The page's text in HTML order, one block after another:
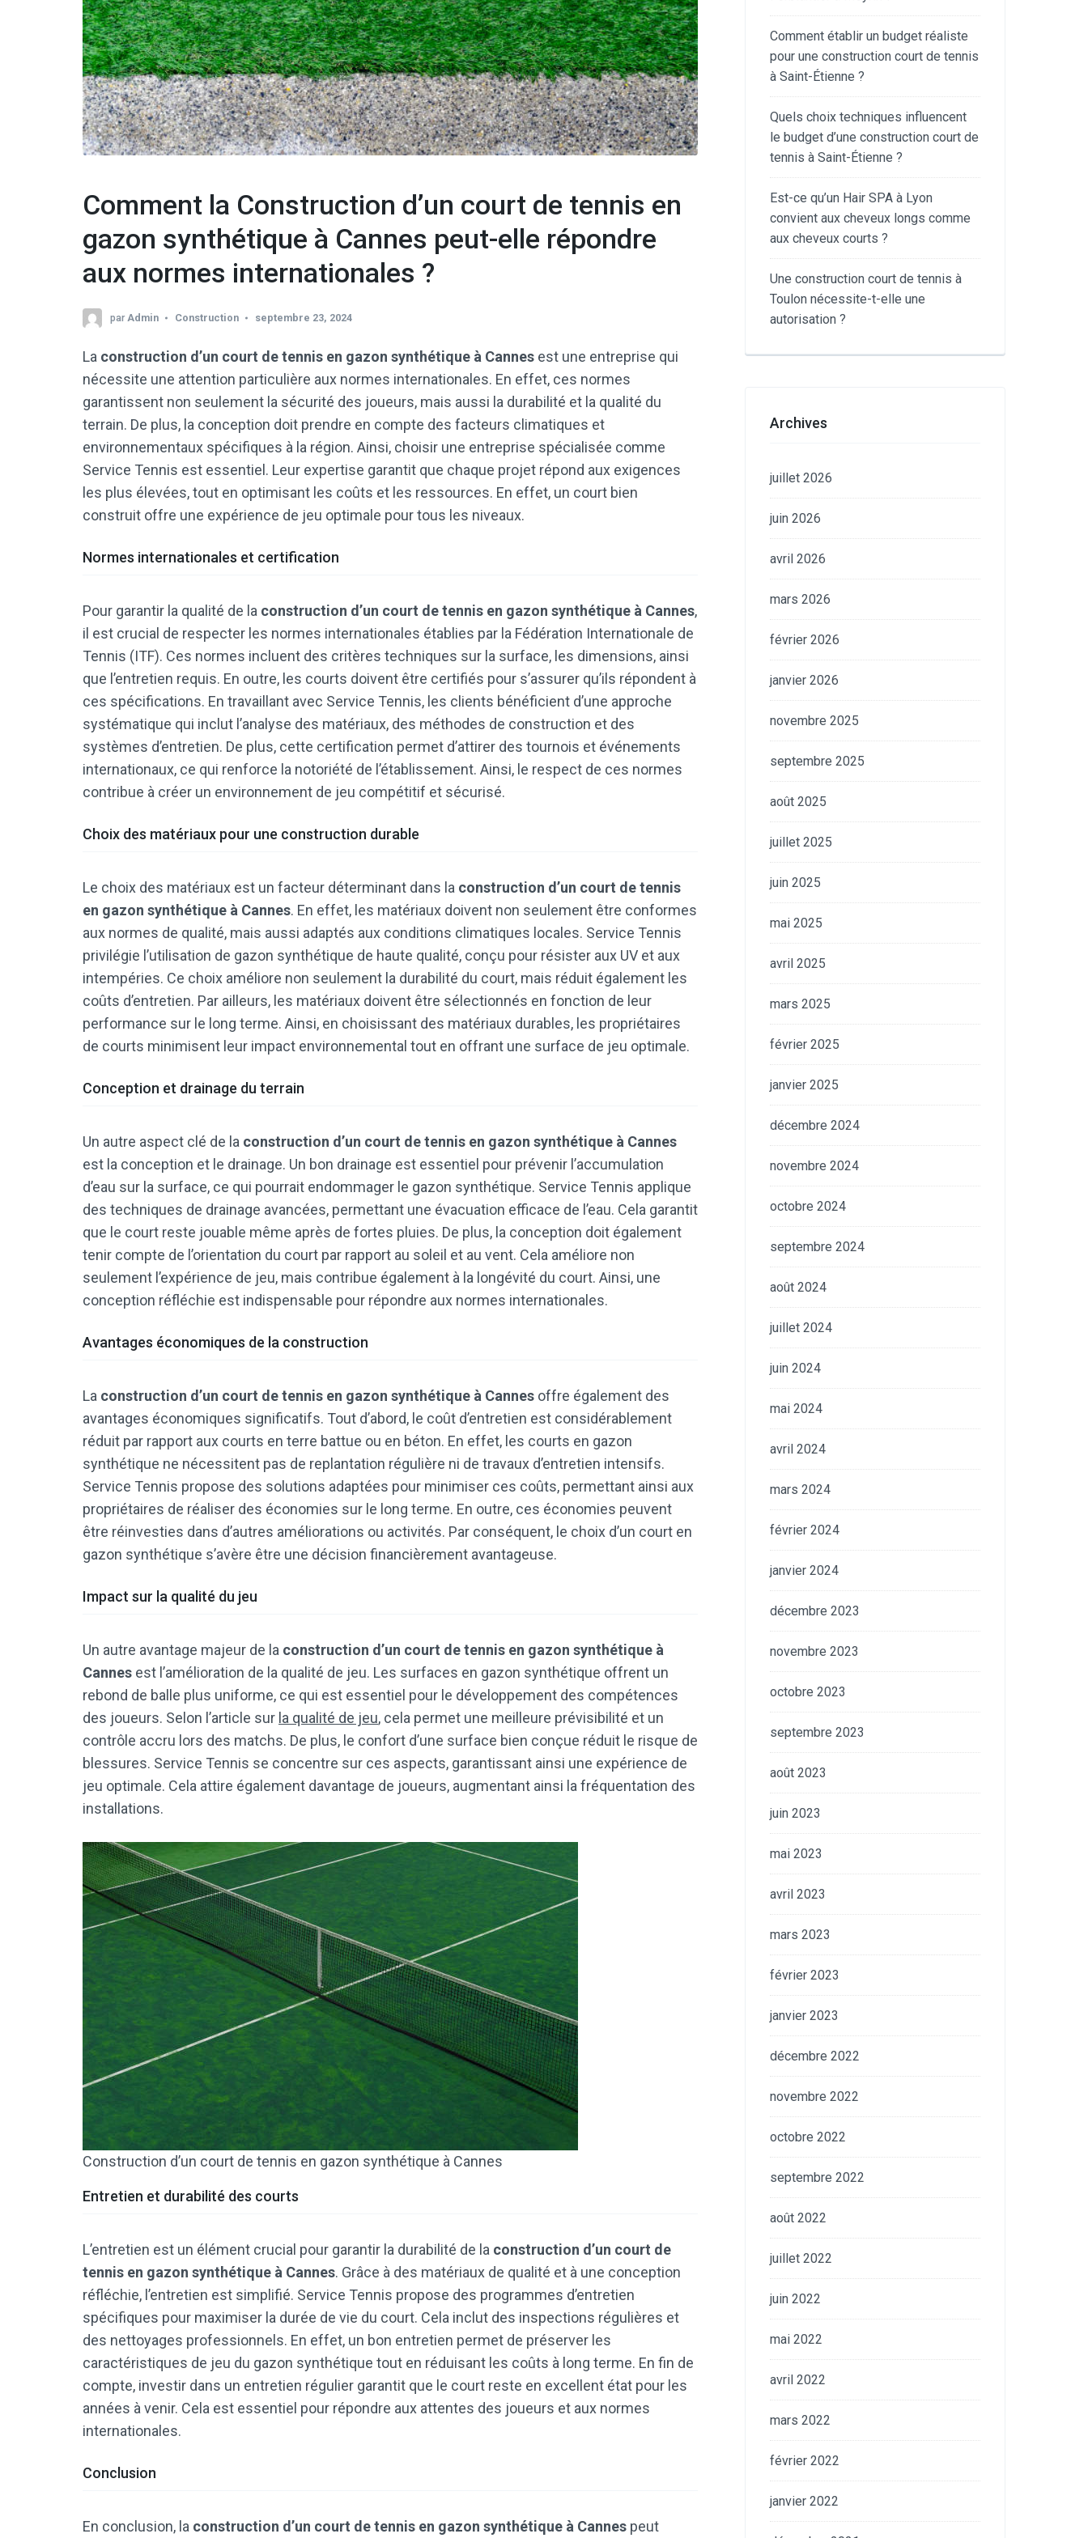
Comment la Construction d’un court de tennis en
gazon synthétique à Cannes peut-elle répondre
aux normes internationales ?
par Admin Construction septembre 23, 2024
La construction d’un court de tennis en gazon synthétique à Cannes est une entreprise qui
nécessite une attention particulière aux normes internationales. En effet, ces normes
garantissent non seulement la sécurité des joueurs, mais aussi la durabilité et la qualité du
terrain. De plus, la conception doit prendre en compte des facteurs climatiques et
environnementaux spécifiques à la région. Ainsi, choisir une entreprise spécialisée comme
Service Tennis est essentiel. Leur expertise garantit que chaque projet répond aux exigences
les plus élevées, tout en optimisant les coûts et les ressources. En effet, un court bien
construit offre une expérience de jeu optimale pour tous les niveaux.
Normes internationales et certification
Pour garantir la qualité de la construction d’un court de tennis en gazon synthétique à Cannes,
il est crucial de respecter les normes internationales établies par la Fédération Internationale de
Tennis (ITF). Ces normes incluent des critères techniques sur la surface, les dimensions, ainsi
que l’entretien requis. En outre, les courts doivent être certifiés pour s’assurer qu’ils répondent à
ces spécifications. En travaillant avec Service Tennis, les clients bénéficient d’une approche
systématique qui inclut l’analyse des matériaux, des méthodes de construction et des
systèmes d’entretien. De plus, cette certification permet d’attirer des tournois et événements
internationaux, ce qui renforce la notoriété de l’établissement. Ainsi, le respect de ces normes
contribue à créer un environnement de jeu compétitif et sécurisé.
Choix des matériaux pour une construction durable
Le choix des matériaux est un facteur déterminant dans la construction d’un court de tennis
en gazon synthétique à Cannes. En effet, les matériaux doivent non seulement être conformes
aux normes de qualité, mais aussi adaptés aux conditions climatiques locales. Service Tennis
privilégie l’utilisation de gazon synthétique de haute qualité, conçu pour résister aux UV et aux
intempéries. Ce choix améliore non seulement la durabilité du court, mais réduit également les
coûts d’entretien. Par ailleurs, les matériaux doivent être sélectionnés en fonction de leur
performance sur le long terme. Ainsi, en choisissant des matériaux durables, les propriétaires
de courts minimisent leur impact environnemental tout en offrant une surface de jeu optimale.
Conception et drainage du terrain
Un autre aspect clé de la construction d’un court de tennis en gazon synthétique à Cannes
est la conception et le drainage. Un bon drainage est essentiel pour prévenir l’accumulation
d’eau sur la surface, ce qui pourrait endommager le gazon synthétique. Service Tennis applique
des techniques de drainage avancées, permettant une évacuation efficace de l’eau. Cela garantit
que le court reste jouable même après de fortes pluies. De plus, la conception doit également
tenir compte de l’orientation du court par rapport au soleil et au vent. Cela améliore non
seulement l’expérience de jeu, mais contribue également à la longévité du court. Ainsi, une
conception réfléchie est indispensable pour répondre aux normes internationales.
Avantages économiques de la construction
La construction d’un court de tennis en gazon synthétique à Cannes offre également des
avantages économiques significatifs. Tout d’abord, le coût d’entretien est considérablement
réduit par rapport aux courts en terre battue ou en béton. En effet, les courts en gazon
synthétique ne nécessitent pas de replantation régulière ni de travaux d’entretien intensifs.
Service Tennis propose des solutions adaptées pour minimiser ces coûts, permettant ainsi aux
propriétaires de réaliser des économies sur le long terme. En outre, ces économies peuvent
être réinvesties dans d’autres améliorations ou activités. Par conséquent, le choix d’un court en
gazon synthétique s’avère être une décision financièrement avantageuse.
Impact sur la qualité du jeu
Un autre avantage majeur de la construction d’un court de tennis en gazon synthétique à
Cannes est l’amélioration de la qualité de jeu. Les surfaces en gazon synthétique offrent un
rebond de balle plus uniforme, ce qui est essentiel pour le développement des compétences
des joueurs. Selon l’article sur la qualité de jeu, cela permet une meilleure prévisibilité et un
contrôle accru lors des matchs. De plus, le confort d’une surface bien conçue réduit le risque de
blessures. Service Tennis se concentre sur ces aspects, garantissant ainsi une expérience de
jeu optimale. Cela attire également davantage de joueurs, augmentant ainsi la fréquentation des
installations.
Construction d’un court de tennis en gazon synthétique à Cannes
Entretien et durabilité des courts
L’entretien est un élément crucial pour garantir la durabilité de la construction d’un court de
tennis en gazon synthétique à Cannes. Grâce à des matériaux de qualité et à une conception
réfléchie, l’entretien est simplifié. Service Tennis propose des programmes d’entretien
spécifiques pour maximiser la durée de vie du court. Cela inclut des inspections régulières et
des nettoyages professionnels. En effet, un bon entretien permet de préserver les
caractéristiques de jeu du gazon synthétique tout en réduisant les coûts à long terme. En fin de
compte, investir dans un entretien régulier garantit que le court reste en excellent état pour les
années à venir. Cela est essentiel pour répondre aux attentes des joueurs et aux normes
internationales.
Conclusion
En conclusion, la construction d’un court de tennis en gazon synthétique à Cannes peut
Comment établir un budget réaliste
pour une construction court de tennis
à Saint-Étienne ?
Quels choix techniques influencent
le budget d’une construction court de
tennis à Saint-Étienne ?
Est-ce qu’un Hair SPA à Lyon
convient aux cheveux longs comme
aux cheveux courts ?
Une construction court de tennis à
Toulon nécessite-t-elle une
autorisation ?
Archives
juillet 2026
juin 2026
avril 2026
mars 2026
février 2026
janvier 2026
novembre 2025
septembre 2025
août 2025
juillet 2025
juin 2025
mai 2025
avril 2025
mars 2025
février 2025
janvier 2025
décembre 2024
novembre 2024
octobre 2024
septembre 2024
août 2024
juillet 2024
juin 2024
mai 2024
avril 2024
mars 2024
février 2024
janvier 2024
décembre 2023
novembre 2023
octobre 2023
septembre 2023
août 2023
juin 2023
mai 2023
avril 2023
mars 2023
février 2023
janvier 2023
décembre 2022
novembre 2022
octobre 2022
septembre 2022
août 2022
juillet 2022
juin 2022
mai 2022
avril 2022
mars 2022
février 2022
janvier 2022